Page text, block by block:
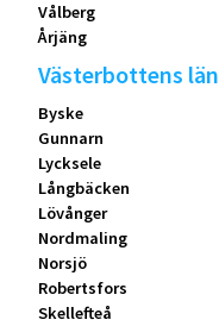
Vålberg
Årjäng
Västerbottens län
Byske
Gunnarn
Lycksele
Långbäcken
Lövånger
Nordmaling
Norsjö
Robertsfors
Skellefteå